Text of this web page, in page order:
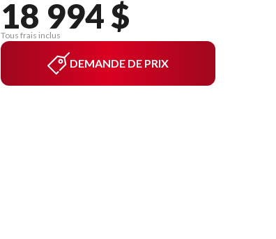
18 994 $
Tous frais inclus
DEMANDE DE PRIX